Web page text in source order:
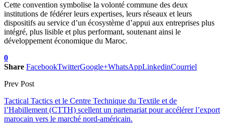
Cette convention symbolise la volonté commune des deux
institutions de fédérer leurs expertises, leurs réseaux et leurs
dispositifs au service d’un écosystème d’appui aux entreprises plus
intégré, plus lisible et plus performant, soutenant ainsi le
développement économique du Maroc.
0
Share FacebookTwitterGoogle+WhatsAppLinkedinCourriel
Prev Post
Tactical Tactics et le Centre Technique du Textile et de
l’Habillement (CTTH) scellent un partenariat pour accélérer l’export
marocain vers le marché nord-américain.